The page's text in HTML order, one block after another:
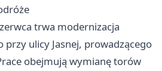
trwa modernizacja
przy ulicy Jasnej, prowadzącego
obejmują wymianę torów